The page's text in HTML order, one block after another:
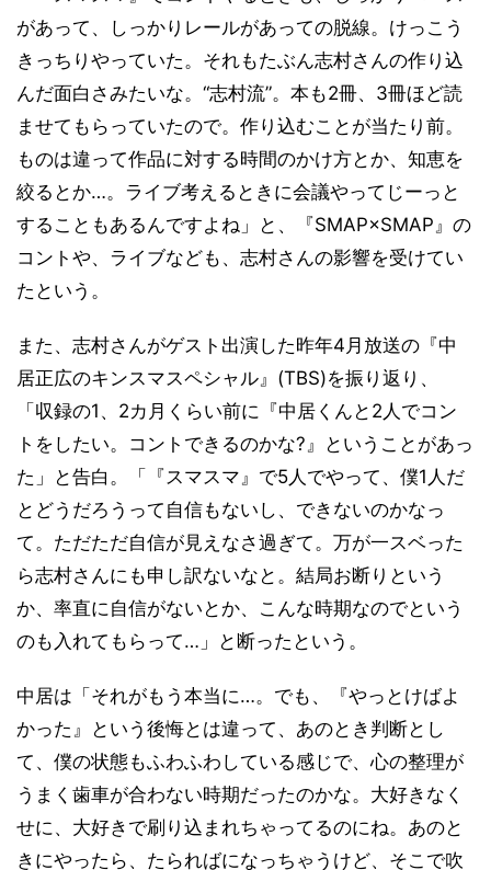
があって、しっかりレールがあっての脱線。けっこう
きっちりやっていた。それもたぶん志村さんの作り込
んだ面白さみたいな。“志村流”。本も2冊、3冊ほど読
ませてもらっていたので。作り込むことが当たり前。
ものは違って作品に対する時間のかけ方とか、知恵を
絞るとか…。ライブ考えるときに会議やってじーっと
することもあるんですよね」と、『SMAP×SMAP』の
コントや、ライブなども、志村さんの影響を受けてい
たという。
また、志村さんがゲスト出演した昨年4月放送の『中
居正広のキンスマスペシャル』(TBS)を振り返り、
「収録の1、2カ月くらい前に『中居くんと2人でコン
トをしたい。コントできるのかな?』ということがあっ
た」と告白。「『スマスマ』で5人でやって、僕1人だ
とどうだろうって自信もないし、できないのかなっ
て。ただただ自信が見えなさ過ぎて。万が一スベった
ら志村さんにも申し訳ないなと。結局お断りという
か、率直に自信がないとか、こんな時期なのでという
のも入れてもらって…」と断ったという。
中居は「それがもう本当に…。でも、『やっとけばよ
かった』という後悔とは違って、あのとき判断とし
て、僕の状態もふわふわしている感じで、心の整理が
うまく歯車が合わない時期だったのかな。大好きなく
せに、大好きで刷り込まれちゃってるのにね。あのと
きにやったら、たらればになっちゃうけど、そこで吹